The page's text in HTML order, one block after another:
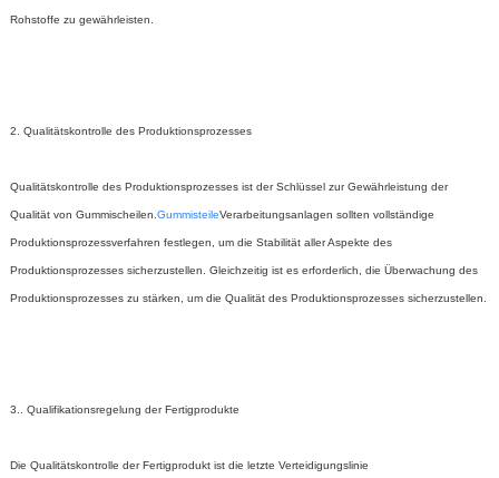
Rohstoffe zu gewährleisten.
2. Qualitätskontrolle des Produktionsprozesses
Qualitätskontrolle des Produktionsprozesses ist der Schlüssel zur Gewährleistung der
Qualität von Gummischeilen.GummisteileVerarbeitungsanlagen sollten vollständige
Produktionsprozessverfahren festlegen, um die Stabilität aller Aspekte des
Produktionsprozesses sicherzustellen. Gleichzeitig ist es erforderlich, die Überwachung des
Produktionsprozesses zu stärken, um die Qualität des Produktionsprozesses sicherzustellen.
3.. Qualifikationsregelung der Fertigprodukte
Die Qualitätskontrolle der Fertigprodukt ist die letzte Verteidigungslinie